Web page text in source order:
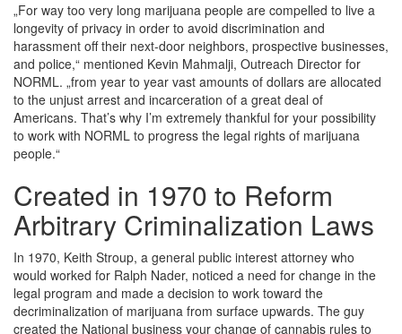
„For way too very long marijuana people are compelled to live a
longevity of privacy in order to avoid discrimination and
harassment off their next-door neighbors, prospective businesses,
and police,“ mentioned Kevin Mahmalji, Outreach Director for
NORML. „from year to year vast amounts of dollars are allocated
to the unjust arrest and incarceration of a great deal of
Americans. That’s why I’m extremely thankful for your possibility
to work with NORML to progress the legal rights of marijuana
people.“
Created in 1970 to Reform
Arbitrary Criminalization Laws
In 1970, Keith Stroup, a general public interest attorney who
would worked for Ralph Nader, noticed a need for change in the
legal program and made a decision to work toward the
decriminalization of marijuana from surface upwards. The guy
created the National business your change of cannabis rules to